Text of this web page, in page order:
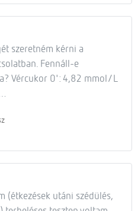
szeretném kérni a
Fennáll-e
Vércukor 0': 4,82 mmol/L
(étkezések utáni szédülés,